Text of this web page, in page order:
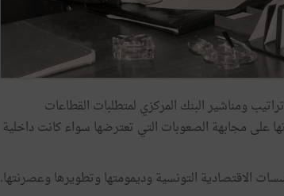
ومناشير البنك المركزي لمتطلبات القطاعات
على مجابهة الصعوبات التي تعترضها سواء كانت داخلية
الاقتصادية التونسية وديمومتها وتطويرها وعصرنتها.